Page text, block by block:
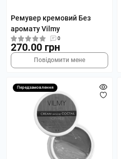
Ремувер кремовий Без
аромату Vilmy
0
270.00 грн
Повідомити мене
Передзамовлення